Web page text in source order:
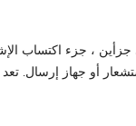
، جزء اكتساب